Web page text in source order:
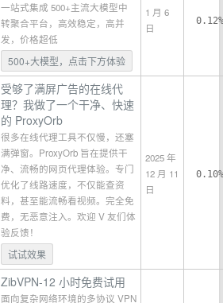
一站式集成 500+主流大模型中
转聚合平台，高效稳定，高并
发，价格超低
500+大模型，点击下方体验
1 月 6
日
0.12%
受够了满屏广告的在线代
理？我做了一个干净、快速
的 ProxyOrb
很多在线代理工具不仅慢，还塞
满弹窗。ProxyOrb 旨在提供干
净、流畅的网页代理体验。专门
优化了线路速度，不仅能查资
料，甚至能流畅看视频。完全免
费，无恶意注入。欢迎 V 友们体
验反馈！
试试效果
2025 年
12 月 11
日
0.10%
ZibVPN-12 小时免费试用
面向复杂网络环境的多协议 VPN